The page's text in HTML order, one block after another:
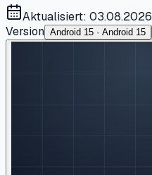
Aktualisiert: 03.08.2026
Version Android 15 · Android 15